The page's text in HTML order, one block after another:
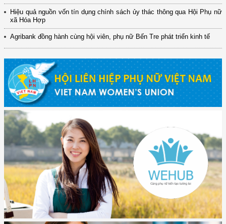
Hiệu quả nguồn vốn tín dụng chính sách ủy thác thông qua Hội Phụ nữ
xã Hóa Hợp
Agribank đồng hành cùng hội viên, phụ nữ Bến Tre phát triển kinh tế